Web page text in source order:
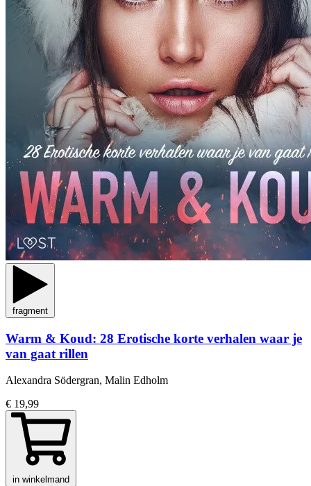
fragment
Warm & Koud: 28 Erotische korte verhalen waar je
van gaat rillen
Alexandra Södergran, Malin Edholm
€ 19,99
in winkelmand